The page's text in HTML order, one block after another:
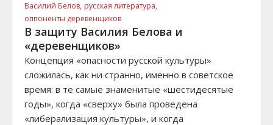
Василий Белов, русская литература,
оппоненты деревенщиков
В защиту Василия Белова и
«деревенщиков»
Концепция «опасности русской культуры»
сложилась, как ни странно, именно в советское
время: в те самые знаменитые «шестидесятые
годы», когда «сверху» была проведена
«либерализация культуры», и когда